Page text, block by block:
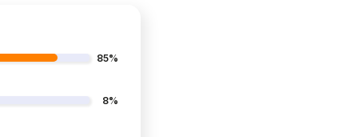
85%
8%